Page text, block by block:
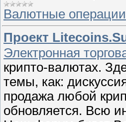
Валютные операции
Проект
Электронная
крипто-валютах.
темы, как:
продажа любой
обновляется. Всю